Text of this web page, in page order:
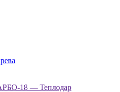
18 — Теплодар